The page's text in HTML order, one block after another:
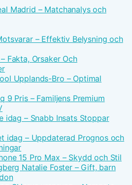
Madrid – Matchanalys och
– Effektiv Belysning och
Fakta, Orsaker Och
Upplands-Bro – Optimal
9 Pris – Familjens Premium
idag – Snabb Insats Stoppar
idag – Uppdaterad Prognos och
15 Pro Max – Skydd och Stil
Natalie Foster – Gift, barn